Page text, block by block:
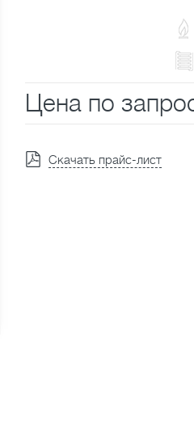
Цена по
Скачать прайс-лист